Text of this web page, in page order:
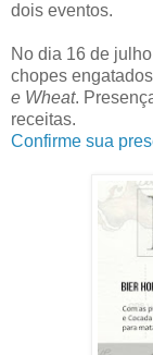
dois eventos.
No dia 16 de
chopes
e Wheat.
receitas.
Confirme sua